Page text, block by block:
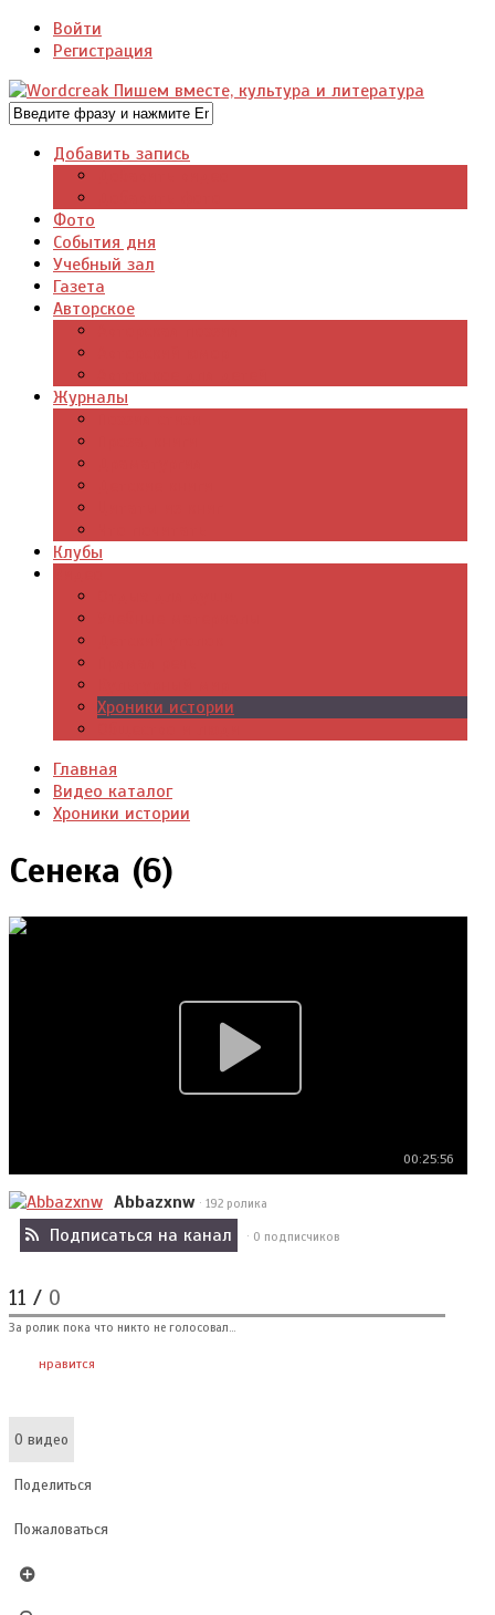
Войти
Регистрация
Добавить запись
Фото
События дня
Учебный зал
Газета
Авторское
Журналы
Клубы
Хроники истории
Главная
Видео каталог
Хроники истории
Сенека (6)
00:25:56
Abbazxnw · 192 ролика
Подписаться на канал · 0 подписчиков
11 / 0
За ролик пока что никто не голосовал...
нравится
О видео
Поделиться
Пожаловаться